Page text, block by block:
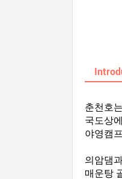
춘천호
국도상
야영캠
의암댐
매운탕